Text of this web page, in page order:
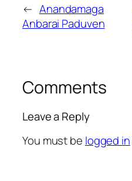
← Anandamaga
Anbarai Paduven
Comments
Leave a Reply
You must be logged in